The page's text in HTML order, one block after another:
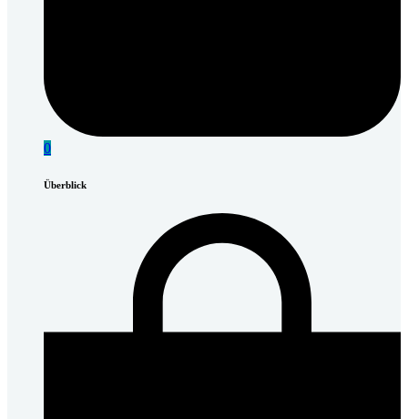
0
Überblick